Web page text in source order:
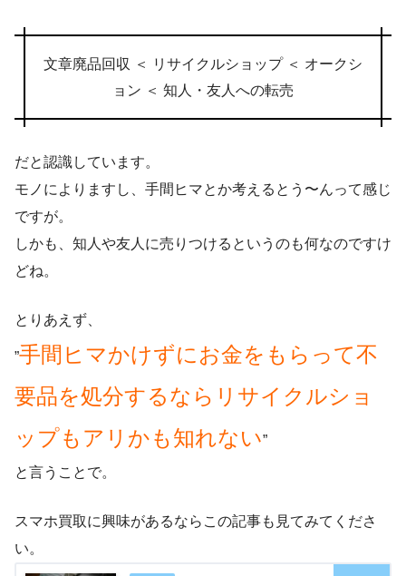
文章廃品回収 ＜ リサイクルショップ ＜ オークシ
ョン ＜ 知人・友人への転売
だと認識しています。
モノによりますし、手間ヒマとか考えるとう〜んって感じ
ですが。
しかも、知人や友人に売りつけるというのも何なのですけ
どね。
とりあえず、
”手間ヒマかけずにお金をもらって不
要品を処分するならリサイクルショ
ップもアリかも知れない”
と言うことで。
スマホ買取に興味があるならこの記事も見てみてくださ
い。